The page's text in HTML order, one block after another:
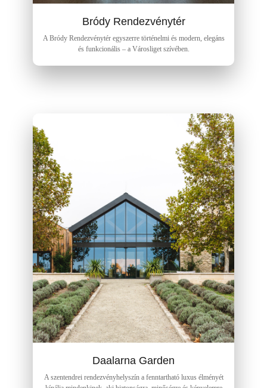
Bródy Rendezvénytér
A Bródy Rendezvénytér egyszerre történelmi és modern, elegáns
és funkcionális – a Városliget szívében.
Daalarna Garden
A szentendrei rendezvényhelyszín a fenntartható luxus élményét